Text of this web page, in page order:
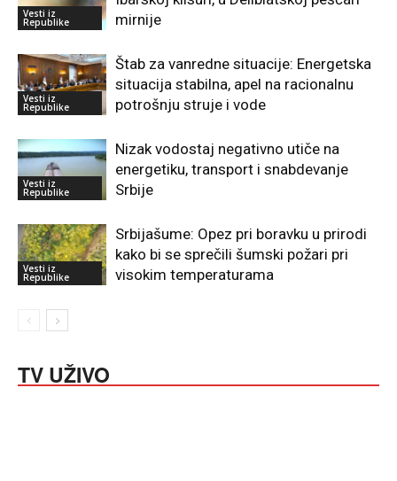
Vesti iz
Republike
mirnije
Vesti iz
Republike
Štab za vanredne situacije: Energetska
situacija stabilna, apel na racionalnu
potrošnju struje i vode
Vesti iz
Republike
Nizak vodostaj negativno utiče na
energetiku, transport i snabdevanje
Srbije
Vesti iz
Republike
Srbijašume: Opez pri boravku u prirodi
kako bi se sprečili šumski požari pri
visokim temperaturama
TV UŽIVO